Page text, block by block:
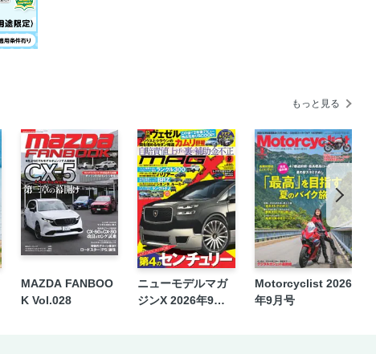
もっと見る
MAZDA FANBOO
K Vol.028
ニューモデルマガ
ジンX 2026年9月
Motorcyclist 2026
年9月号